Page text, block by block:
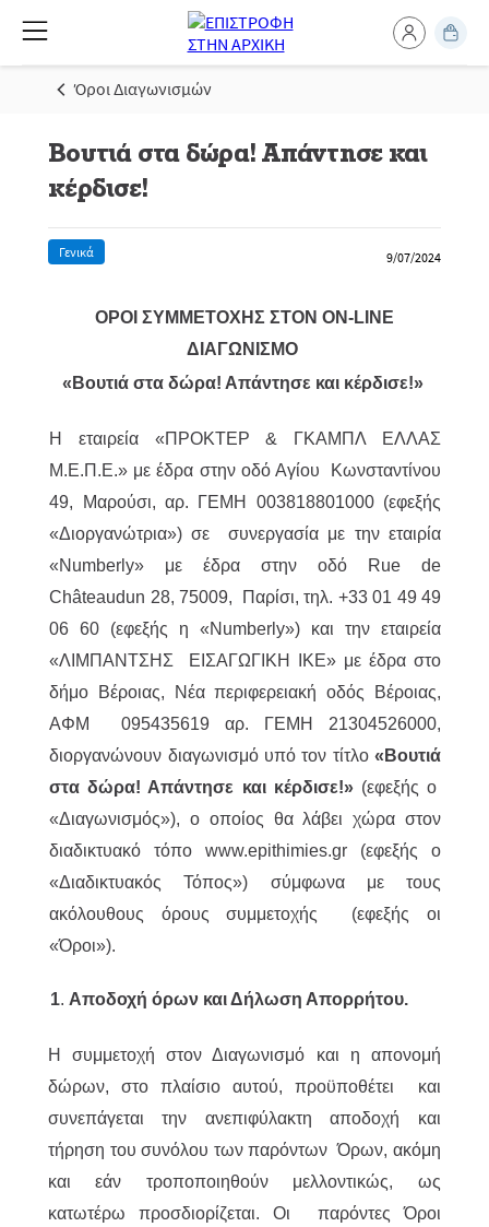
Όροι Διαγωνισμών
Βουτιά στα δώρα! Απάντησε και
κέρδισε!
Γενικά 9/07/2024
ΟΡΟΙ ΣΥΜΜΕΤΟΧΗΣ ΣΤΟΝ ON-LINE
ΔΙΑΓΩΝΙΣΜΟ
«Βουτιά στα δώρα! Απάντησε και κέρδισε!»
Η εταιρεία «ΠΡΟΚΤΕΡ & ΓΚΑΜΠΛ ΕΛΛΑΣ
M.Ε.Π.Ε.» με έδρα στην οδό Αγίου Κωνσταντίνου
49, Μαρούσι, αρ. ΓΕΜΗ 003818801000 (εφεξής
«Διοργανώτρια») σε συνεργασία με την εταιρία
«Numberly» με έδρα στην οδό Rue de
Châteaudun 28, 75009, Παρίσι, τηλ. +33 01 49 49
06 60 (εφεξής η «Numberly») και την εταιρεία
«ΛΙΜΠΑΝΤΣΗΣ ΕΙΣΑΓΩΓΙΚΗ ΙΚΕ» με έδρα στο
δήμο Βέροιας, Νέα περιφερειακή οδός Βέροιας,
ΑΦΜ 095435619 αρ. ΓΕΜΗ 21304526000,
διοργανώνουν διαγωνισμό υπό τον τίτλο «Βουτιά
στα δώρα! Απάντησε και κέρδισε!» (εφεξής ο
«Διαγωνισμός»), ο οποίος θα λάβει χώρα στον
διαδικτυακό τόπο www.epithimies.gr (εφεξής ο
«Διαδικτυακός Τόπος») σύμφωνα με τους
ακόλουθους όρους συμμετοχής (εφεξής οι
«Όροι»).
1. Αποδοχή όρων και Δήλωση Απορρήτου.
Η συμμετοχή στον Διαγωνισμό και η απονομή
δώρων, στο πλαίσιο αυτού, προϋποθέτει και
συνεπάγεται την ανεπιφύλακτη αποδοχή και
τήρηση του συνόλου των παρόντων Όρων, ακόμη
και εάν τροποποιηθούν μελλοντικώς, ως
κατωτέρω προσδιορίζεται. Οι παρόντες Όροι